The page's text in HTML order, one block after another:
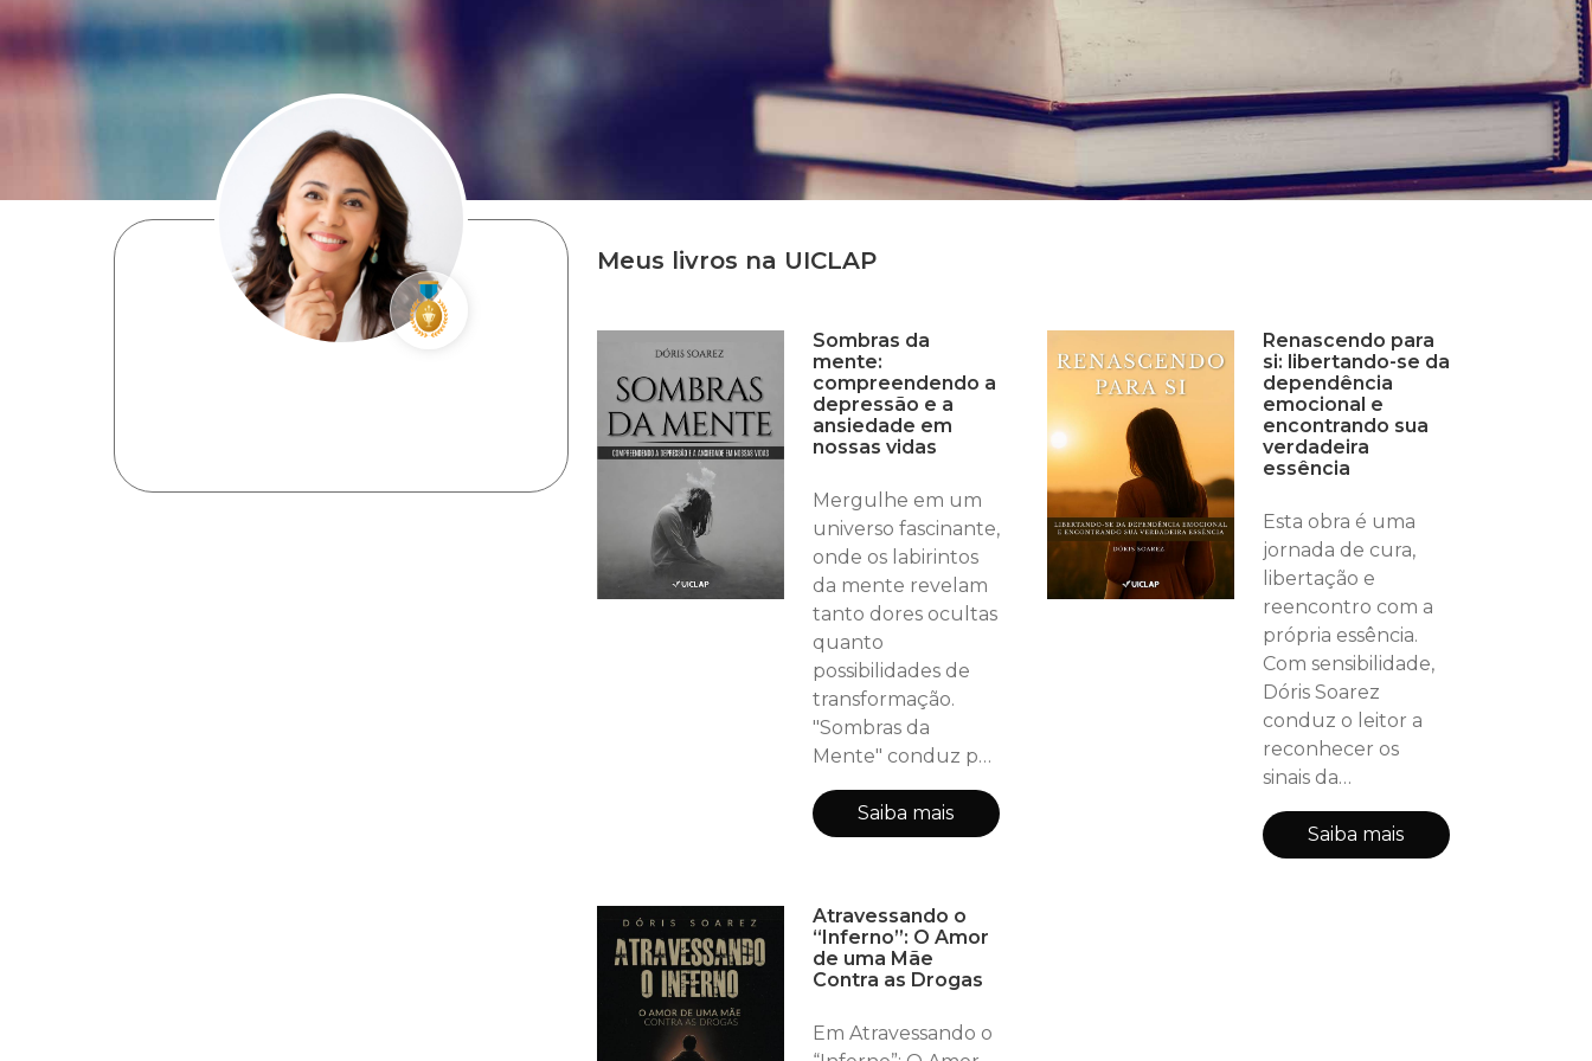
Meus livros na UICLAP
Sombras da
mente:
compreendendo a
depressão e a
ansiedade em
nossas vidas
Mergulhe em um
universo fascinante,
onde os labirintos
da mente revelam
tanto dores ocultas
quanto
possibilidades de
transformação.
"Sombras da
Mente" conduz por
caminhos intricados
do ser, iluminando
as complexidades
permeiam nosso
cotidiano. Em um
tom acessível, o
diagnósticos e
Saiba mais
Renascendo para
si: libertando-se da
dependência
emocional e
encontrando sua
verdadeira
essência
Esta obra é uma
jornada de cura,
libertação e
reencontro com a
própria essência.
Com sensibilidade,
Dóris Soarez
conduz o leitor a
reconhecer os
sinais da
dependência
emocional e a
romper com
Saiba mais
Atravessando o
“Inferno”: O Amor
de uma Mãe
Contra as Drogas
Em Atravessando o